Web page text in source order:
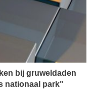
bij gruweldaden
nationaal park"